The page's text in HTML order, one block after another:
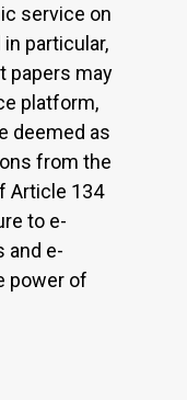
service on
particular,
papers may
platform,
deemed as
from the
Article 134
to e-
and e-
power of